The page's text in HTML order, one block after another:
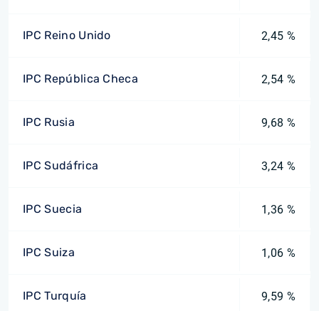
IPC Reino Unido 2,45 %
IPC República Checa 2,54 %
IPC Rusia 9,68 %
IPC Sudáfrica 3,24 %
IPC Suecia 1,36 %
IPC Suiza 1,06 %
IPC Turquía 9,59 %